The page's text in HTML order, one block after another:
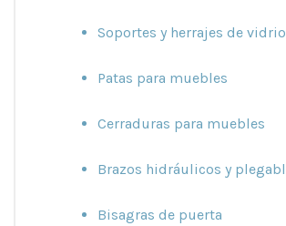
Soportes y herrajes de vidrio
Patas para muebles
Cerraduras para muebles
Brazos hidráulicos y
Bisagras de puerta